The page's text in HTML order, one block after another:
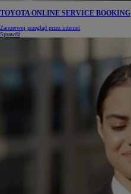
TOYOTA ONLINE SERVICE BOOKING
Zarezerwuj przegląd przez internet
Sprawdź